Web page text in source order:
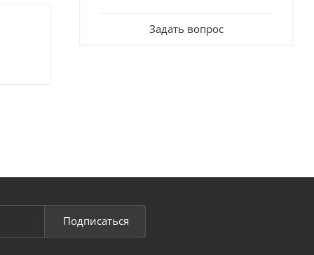
Задать вопрос
Подписаться